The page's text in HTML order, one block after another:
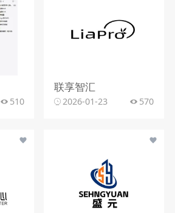
510
联享智汇
2026-01-23 570